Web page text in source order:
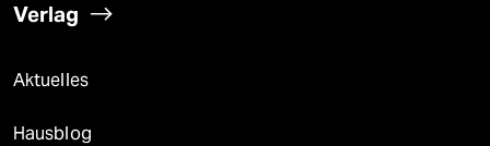
Verlag
Aktuelles
Hausblog